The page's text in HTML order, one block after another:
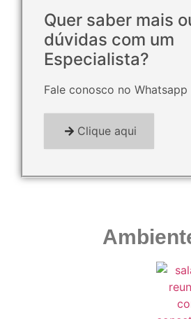
Quer saber mais
dúvidas com um
Especialista?
Fale conosco no Whatsapp
Clique aqui